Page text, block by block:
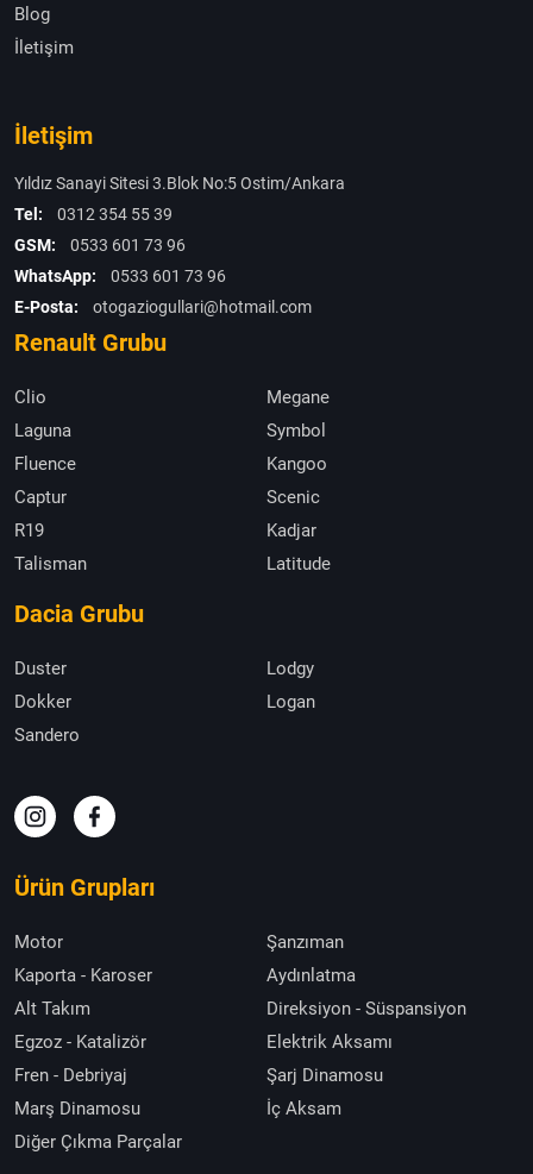
Blog
İletişim
İletişim
Yıldız Sanayi Sitesi 3.Blok No:5 Ostim/Ankara
Tel:
0312 354 55 39
GSM:
0533 601 73 96
WhatsApp:
0533 601 73 96
E-Posta:
otogaziogullari@hotmail.com
Renault Grubu
Clio
Megane
Laguna
Symbol
Fluence
Kangoo
Captur
Scenic
R19
Kadjar
Talisman
Latitude
Dacia Grubu
Duster
Lodgy
Dokker
Logan
Sandero
Ürün Grupları
Motor
Şanzıman
Kaporta - Karoser
Aydınlatma
Alt Takım
Direksiyon - Süspansiyon
Egzoz - Katalizör
Elektrik Aksamı
Fren - Debriyaj
Şarj Dinamosu
Marş Dinamosu
İç Aksam
Diğer Çıkma Parçalar